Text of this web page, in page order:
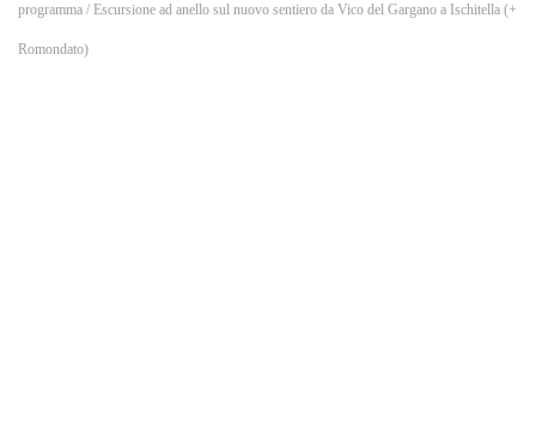
programma / Escursione ad anello sul nuovo sentiero da Vico del Gargano a Ischitella (+
Romondato)